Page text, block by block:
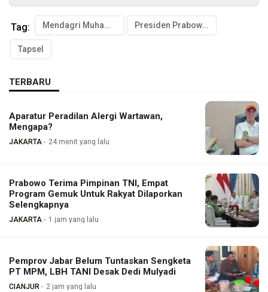
Tag: Mendagri Muhammad Tito Karnavian Presiden Prabowo Subianto
Tapsel
TERBARU
Aparatur Peradilan Alergi Wartawan,
Mengapa?
JAKARTA 24 menit yang lalu
Prabowo Terima Pimpinan TNI, Empat
Program Gemuk Untuk Rakyat Dilaporkan
Selengkapnya
JAKARTA 1 jam yang lalu
Pemprov Jabar Belum Tuntaskan Sengketa
PT MPM, LBH TANI Desak Dedi Mulyadi
CIANJUR 2 jam yang lalu